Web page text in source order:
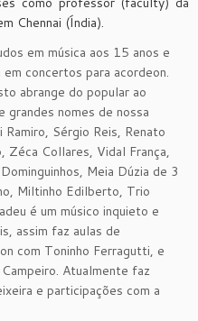
Chennai (Índia).
em música aos 15 anos e
concertos para acordeon.
abrange do popular ao
nomes de nossa
Sérgio Reis, Renato
Zéca Collares, Vidal França,
Meia Dúzia de 3
Miltinho Edilberto, Trio
é um músico inquieto e
assim faz aulas de
com Toninho Ferragutti, e
Atualmente faz
e participações com a